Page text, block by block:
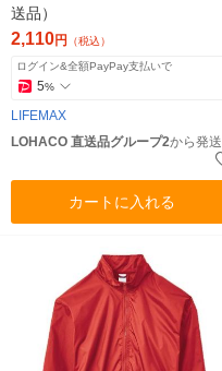
送品）
2,110円 （税込）
ログイン&全額PayPay支払いで
5%
LIFEMAX
LOHACO 直送品グループ2から発送
カートに入れる